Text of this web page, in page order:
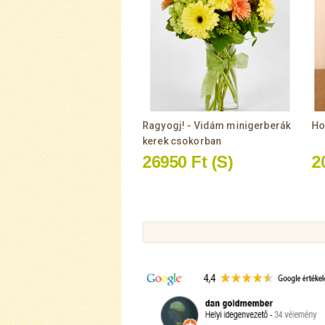
Ragyogj! - Vidám minigerberák
kerek csokorban
26950 Ft (S)